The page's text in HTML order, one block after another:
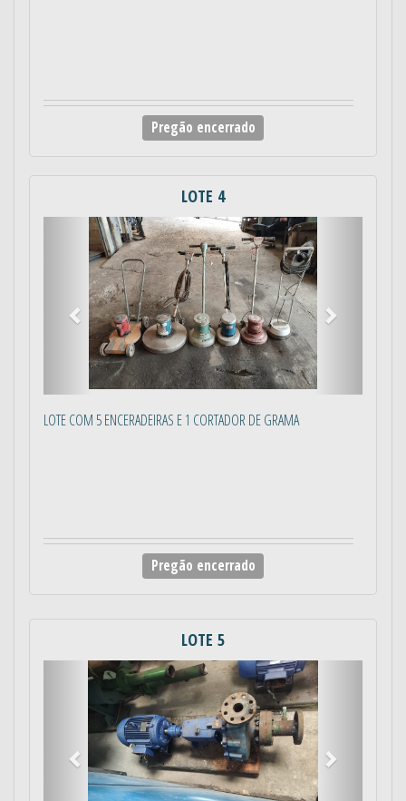
Pregão encerrado
LOTE 4
Anterior
LOTE COM 5 ENCERADEIRAS E 1 CORTADOR DE GRAMA
Pregão encerrado
LOTE 5
Anterior